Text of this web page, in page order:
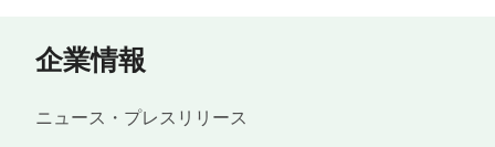
企業情報
ニュース・プレスリリース